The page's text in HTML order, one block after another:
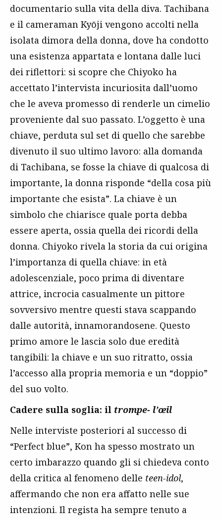
documentario sulla vita della diva. Tachibana
e il cameraman Kyōji vengono accolti nella
isolata dimora della donna, dove ha condotto
una esistenza appartata e lontana dalle luci
dei riflettori: si scopre che Chiyoko ha
accettato l’intervista incuriosita dall’uomo
che le aveva promesso di renderle un cimelio
proveniente dal suo passato. L’oggetto è una
chiave, perduta sul set di quello che sarebbe
divenuto il suo ultimo lavoro: alla domanda
di Tachibana, se fosse la chiave di qualcosa di
importante, la donna risponde “della cosa più
importante che esista”. La chiave è un
simbolo che chiarisce quale porta debba
essere aperta, ossia quella dei ricordi della
donna. Chiyoko rivela la storia da cui origina
l’importanza di quella chiave: in età
adolescenziale, poco prima di diventare
attrice, incrocia casualmente un pittore
sovversivo mentre questi stava scappando
dalle autorità, innamorandosene. Questo
primo amore le lascia solo due eredità
tangibili: la chiave e un suo ritratto, ossia
l’accesso alla propria memoria e un “doppio”
del suo volto.
Cadere sulla soglia: il trompe- l’œil
Nelle interviste posteriori al successo di
“Perfect blue”, Kon ha spesso mostrato un
certo imbarazzo quando gli si chiedeva conto
della critica al fenomeno delle teen-idol,
affermando che non era affatto nelle sue
intenzioni. Il regista ha sempre tenuto a